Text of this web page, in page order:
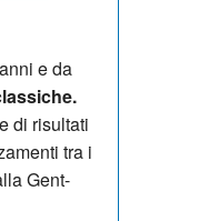
e da
di risultati
tra i
Gent-